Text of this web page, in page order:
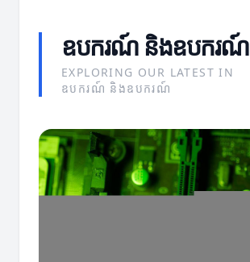
ឧបករណ៍ និងឧបករណ៍
EXPLORING OUR LATEST IN
ឧបករណ៍ និងឧបករណ៍